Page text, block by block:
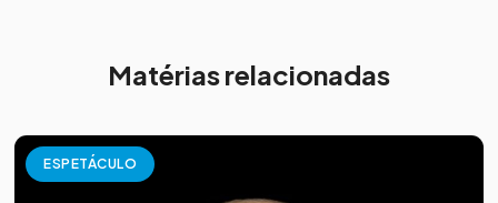
Matérias relacionadas
ESPETÁCULO